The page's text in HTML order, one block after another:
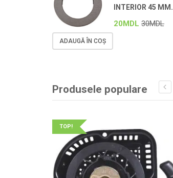
INTERIOR 45 MM.
20MDL 30MDL
ADAUGĂ ÎN COȘ
Produsele populare
TOP!